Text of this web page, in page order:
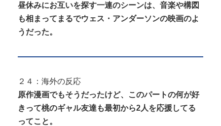
昼休みにお互いを探す一連のシーンは、音楽や構図
も相まってまるでウェス・アンダーソンの映画のよ
うだった。
２４：海外の反応
原作漫画でもそうだったけど、このパートの何が好
きって桃のギャル友達も最初から2人を応援してる
ってこと。